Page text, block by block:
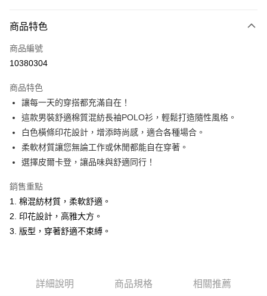
信用卡一次付款
超商取貨付款
Apple Pay
悠遊付
Google Pay
ATM付款
全家取貨付款
每筆NT$60，滿NT$1,200(含以上)免運費
萊爾富取貨付款
商品特色
商品編號
10380304
商品特色
讓每一天的穿搭都充滿自在！
這款男裝舒適棉質混紡長袖POLO衫，輕鬆打造隨性風格。
白色橫條印花設計，增添時尚感，適合各種場合。
柔軟材質讓您無論工作或休閒都能自在穿著。
選擇皮爾卡登，讓品味與舒適同行！
銷售重點
1. 棉混紡材質，柔軟舒適。
2. 印花設計，高雅大方。
3. 版型，穿著舒適不束縛。
詳細說明 商品規格 相關推薦